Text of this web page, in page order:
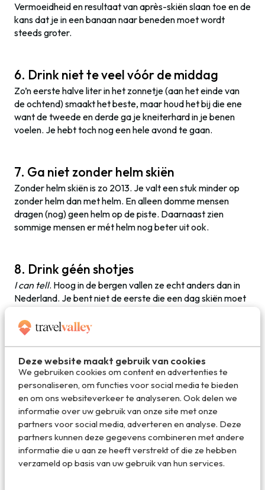
Deze website maakt gebruik van cookies
We gebruiken cookies om content en advertenties te
personaliseren, om functies voor social media te bieden
en om ons websiteverkeer te analyseren. Ook delen we
informatie over uw gebruik van onze site met onze
partners voor social media, adverteren en analyse. Deze
partners kunnen deze gegevens combineren met andere
informatie die u aan ze heeft verstrekt of die ze hebben
verzameld op basis van uw gebruik van hun services.
Vermoeidheid en resultaat van après-skiën slaan toe en de
kans dat je in een banaan naar beneden moet wordt
steeds groter.
6. Drink niet te veel vóór de middag
Zo’n eerste halve liter in het zonnetje (aan het einde van
de ochtend) smaakt het beste, maar houd het bij die ene
want de tweede en derde ga je kneiterhard in je benen
voelen. Je hebt toch nog een hele avond te gaan.
7. Ga niet zonder helm skiën
Zonder helm skiën is zo 2013. Je valt een stuk minder op
zonder helm dan met helm. En alleen domme mensen
dragen (nog) geen helm op de piste. Daarnaast zien
sommige mensen er mét helm nog beter uit ook.
8. Drink géén shotjes
I can tell. Hoog in de bergen vallen ze echt anders dan in
Nederland. Je bent niet de eerste die een dag skiën moet
9. Geef nooit je echte naam of nummer in
de après-ski
Een week later moet je je gewoon weer bij je baas op
kantoor melden en hebben zij alle hilarische filmpjes
waarin jij getagd bent al 24 keer bekeken.What happens
in Gerlos, stays in Gerlos.
Deel dit artikel